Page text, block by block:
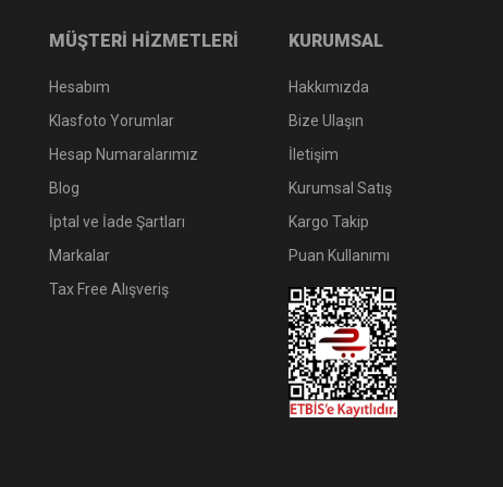
MÜŞTERİ HİZMETLERİ
Hesabım
Klasfoto Yorumlar
Hesap Numaralarımız
Blog
İptal ve İade Şartları
Markalar
Tax Free Alışveriş
KURUMSAL
Hakkımızda
Bize Ulaşın
İletişim
Kurumsal Satış
Kargo Takip
Puan Kullanımı